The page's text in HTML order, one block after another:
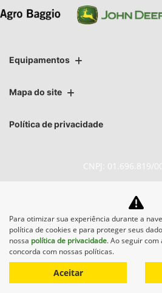
Equipamentos
Mapa do site
Política de privacidade
CNPJ: 01.696.819/
No trânsito, enxergar o
salva vidas.
Desenvolvido pela DEALERSPACE
Para otimizar sua experiência durante a
política de cookies e para proteger seus
nossa política de privacidade. Ao seguir com
concorda com nossas políticas.
Aceitar